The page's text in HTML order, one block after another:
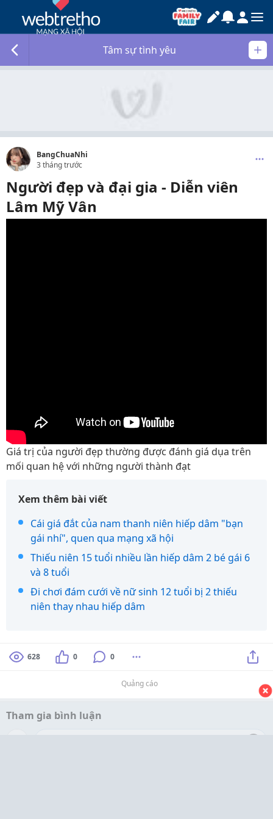
Tâm sự tình yêu
BangChuaNhi
3 tháng trước
Người đẹp và đại gia - Diễn viên
Lâm Mỹ Vân
Giá trị của người đẹp thường được đánh giá dụa trên
mối quan hệ với những người thành đạt
Xem thêm bài viết
Cái giá đắt của nam thanh niên hiếp dâm "bạn
gái nhí", quen qua mạng xã hội
Thiếu niên 15 tuổi nhiều lần hiếp dâm 2 bé gái 6
và 8 tuổi
Đi chơi đám cưới về nữ sinh 12 tuổi bị 2 thiếu
niên thay nhau hiếp dâm
628 0 0
Quảng cáo
Tham gia bình luận